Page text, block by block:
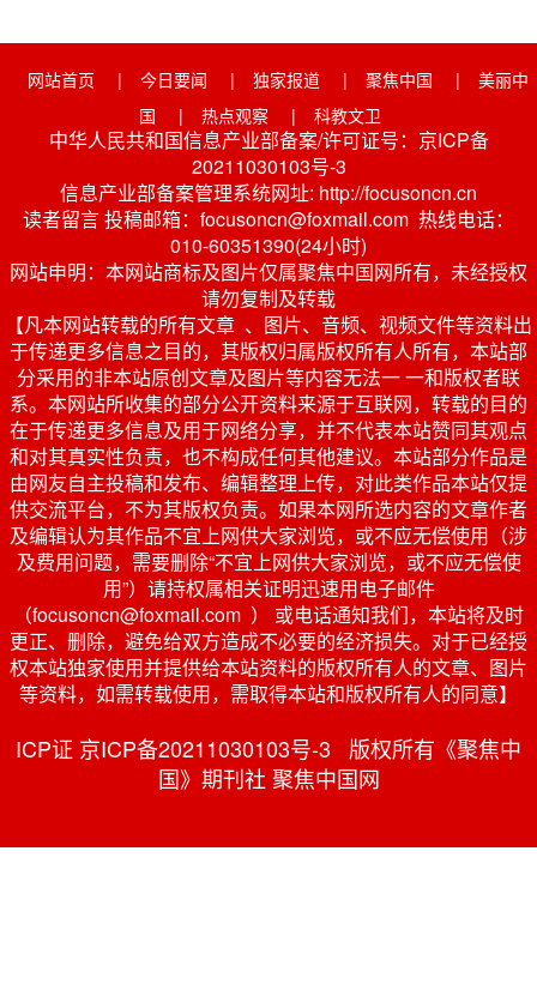
网站首页 | 今日要闻 | 独家报道 | 聚焦中国 |
美丽中
国
| 热点观察 | 科教文卫
中华人民共和国信息产业部备案/许可证号：京ICP备
20211030103号-3
信息产业部备案管理系统网址: http://focusoncn.cn
读者留言 投稿邮箱：focusoncn@foxmail.com 热线电话：
010-60351390(24小时)
网站申明：本网站商标及图片仅属聚焦中国网所有，未经授权
请勿复制及转载
【凡本网站转载的所有文章 、图片、音频、视频文件等资料出
于传递更多信息之目的，其版权归属版权所有人所有，本站部
分采用的非本站原创文章及图片等内容无法一 一和版权者联
系。本网站所收集的部分公开资料来源于互联网，转载的目的
在于传递更多信息及用于网络分享，并不代表本站赞同其观点
和对其真实性负责，也不构成任何其他建议。本站部分作品是
由网友自主投稿和发布、编辑整理上传，对此类作品本站仅提
供交流平台，不为其版权负责。如果本网所选内容的文章作者
及编辑认为其作品不宜上网供大家浏览，或不应无偿使用（涉
及费用问题，需要删除“不宜上网供大家浏览，或不应无偿使
用”）请持权属相关证明迅速用电子邮件
（focusoncn@foxmail.com ） 或电话通知我们，本站将及时
更正、删除，避免给双方造成不必要的经济损失。对于已经授
权本站独家使用并提供给本站资料的版权所有人的文章、图片
等资料，如需转载使用，需取得本站和版权所有人的同意】
ICP证 京ICP备20211030103号-3 版权所有《聚焦中
国》期刊社 聚焦中国网